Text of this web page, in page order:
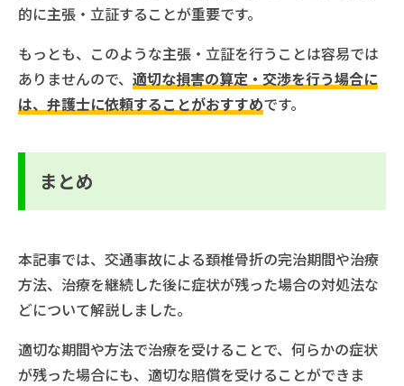
的に主張・立証することが重要です。
もっとも、このような主張・立証を行うことは容易では
ありませんので、 適切な損害の算定・交渉を行う場合に
は、弁護士に依頼することがおすすめです。
まとめ
本記事では、交通事故による頚椎骨折の完治期間や治療
方法、治療を継続した後に症状が残った場合の対処法な
どについて解説しました。
適切な期間や方法で治療を受けることで、何らかの症状
が残った場合にも、適切な賠償を受けることができま